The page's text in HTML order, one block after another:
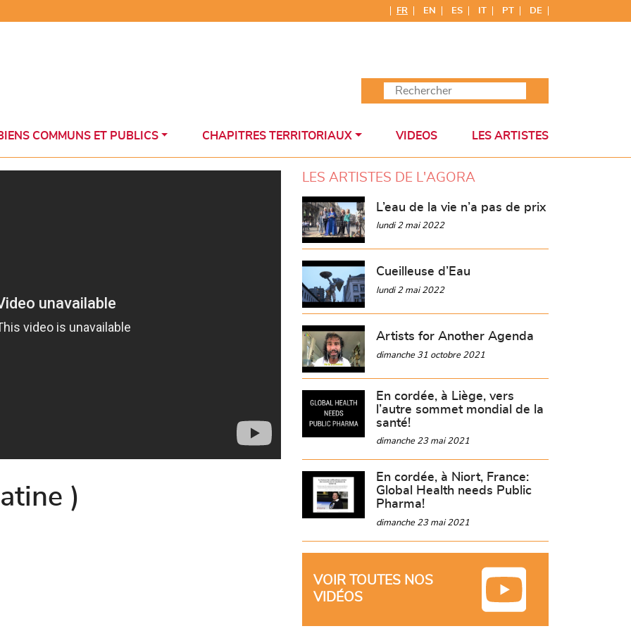
FR EN ES IT PT DE
COMMUNS ET PUBLICS CHAPITRES TERRITORIAUX VIDEOS LES ARTISTES
)
LES ARTISTES DE L'AGORA
L’eau de la vie n’a pas de prix
lundi 2 mai 2022
Cueilleuse d’Eau
lundi 2 mai 2022
Artists for Another Agenda
dimanche 31 octobre 2021
En cordée, à Liège, vers
l’autre sommet mondial de la
santé!
dimanche 23 mai 2021
En cordée, à Niort, France:
Global Health needs Public
Pharma!
dimanche 23 mai 2021
VOIR TOUTES NOS
VIDÉOS